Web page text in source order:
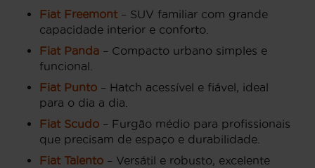
Fiat Freemont – SUV familiar com grande
capacidade interior e conforto.
Fiat Panda – Compacto urbano simples e
funcional.
Fiat Punto – Hatch acessível e fiável, ideal
para o dia a dia.
Fiat Scudo – Furgão médio para profissionais
que precisam de espaço e durabilidade.
Fiat Talento – Versátil e robusto, excelente